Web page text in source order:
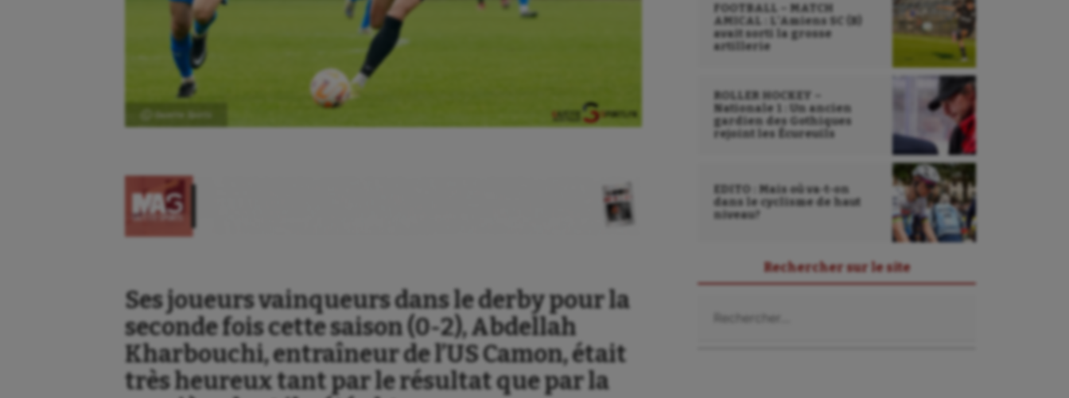
Ⓒ Gazette Sports
Ses joueurs vainqueurs dans le derby pour la
seconde fois cette saison (0-2), Abdellah
Kharbouchi, entraîneur de l’US Camon, était
très heureux tant par le résultat que par la
FOOTBALL – MATCH
AMICAL : L’Amiens SC (B)
avait sorti la grosse
artillerie
ROLLER HOCKEY –
Nationale 1 : Un ancien
gardien des Gothiques
rejoint les Écureuils
EDITO : Mais où va-t-on
dans le cyclisme de haut
niveau?
Rechercher sur le site